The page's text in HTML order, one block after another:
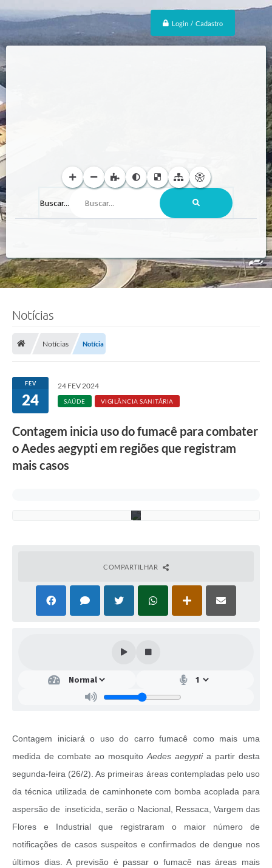
Login / Cadastro
Buscar...
Notícias
Notícias Notícia
FEV
24
24 FEV 2024
SAÚDE VIGILÂNCIA SANITÁRIA
Contagem inicia uso do fumacê para combater
o Aedes aegypti em regiões que registram
mais casos
b
i
S
l
COMPARTILHAR
Contagem iniciará o uso do carro fumacê como mais uma
medida de combate ao mosquito Aedes aegyptia partir desta
segunda-feira (26/2). As primeiras áreas contempladas pelo uso
da técnica utilizada de caminhonete com bomba acoplada para
aspersão de inseticida, serão o Nacional, Ressaca, Vargem das
Flores e Industrial que registraram o maior número de
notificações de casos suspeitos e confirmados de dengue nos
últimos dias. A previsão é passar o fumacê nas áreas mais